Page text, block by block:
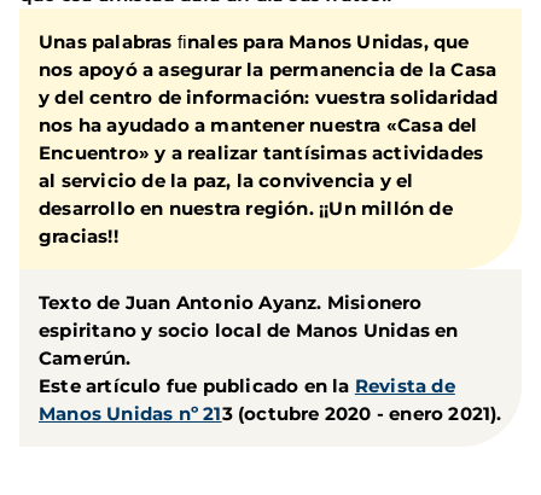
Unas palabras ﬁnales para Manos Unidas, que
nos apoyó a asegurar la permanencia de la Casa
y del centro de información: vuestra solidaridad
nos ha ayudado a mantener nuestra «Casa del
Encuentro» y a realizar tantísimas actividades
al servicio de la paz, la convivencia y el
desarrollo en nuestra región. ¡¡Un millón de
gracias!!
Texto de Juan Antonio Ayanz. Misionero
espiritano y socio local de Manos Unidas en
Camerún.
Este artículo fue publicado en la Revista de
Manos Unidas nº 213 (octubre 2020 - enero 2021).